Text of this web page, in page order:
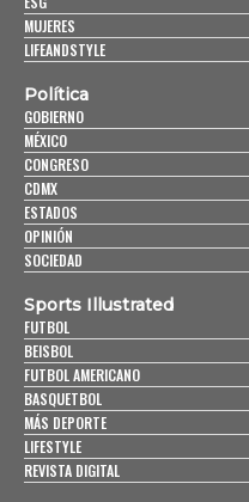
MUJERES
LIFEANDSTYLE
Política
GOBIERNO
MÉXICO
CONGRESO
CDMX
ESTADOS
OPINIÓN
SOCIEDAD
Sports Illustrated
FUTBOL
BEISBOL
FUTBOL AMERICANO
BASQUETBOL
MÁS DEPORTE
LIFESTYLE
REVISTA DIGITAL